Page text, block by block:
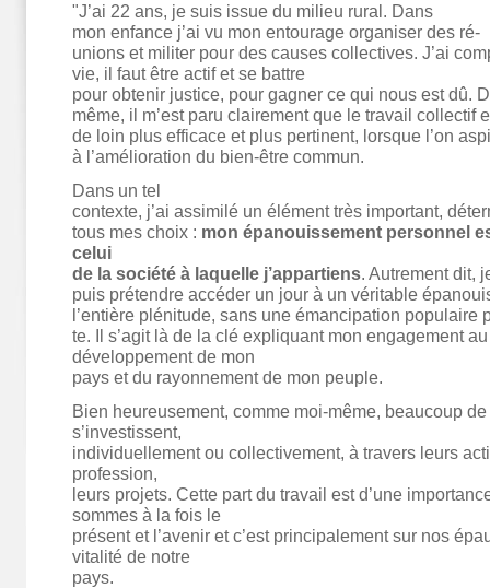
"J’ai 22 ans, je suis issue du milieu rural. Dans
mon enfance j’ai vu mon entourage organiser des ré-
unions et militer pour des causes collectives. J’ai
vie, il faut être actif et se battre
pour obtenir justice, pour gagner ce qui nous est dû.
même, il m’est paru clairement que le travail collectif
de loin plus efficace et plus pertinent, lorsque l’on
à l’amélioration du bien-être commun.
Dans un tel
contexte, j’ai assimilé un élément très important,
tous mes choix : mon épanouissement personnel
celui
de la société à laquelle j’appartiens. Autrement dit,
puis prétendre accéder un jour à un véritable
l’entière plénitude, sans une émancipation populaire
te. Il s’agit là de la clé expliquant mon engagement
développement de mon
pays et du rayonnement de mon peuple.
Bien heureusement, comme moi-même, beaucoup
s’investissent,
individuellement ou collectivement, à travers leurs
profession,
leurs projets. Cette part du travail est d’une
sommes à la fois le
présent et l’avenir et c’est principalement sur nos
vitalité de notre
pays.